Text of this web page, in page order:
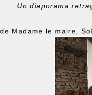
Un diaporama
Madame le maire,